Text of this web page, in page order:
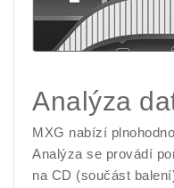
Analýza
MXG nabízí
Analýza se provádí
na CD (součást